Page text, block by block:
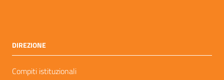
DIREZIONE
Compiti istituzionali